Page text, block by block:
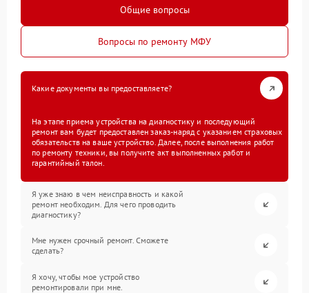
Общие вопросы
Вопросы по ремонту МФУ
Какие документы вы предоставляете?
На этапе приема устройства на диагностику и последующий
ремонт вам будет предоставлен заказ-наряд с указанием страховых
обязательств на ваше устройство. Далее, после выполнения работ
по ремонту техники, вы получите акт выполненных работ и
гарантийный талон.
Я уже знаю в чем неисправность и какой
ремонт необходим. Для чего проводить
диагностику?
Мне нужен срочный ремонт. Сможете
сделать?
Я хочу, чтобы мое устройство
ремонтировали при мне.